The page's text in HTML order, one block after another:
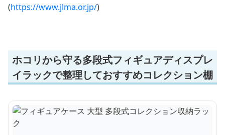
(https://www.jlma.or.jp/)
ホコリから守る多段式フィギュアディスプレ
イラックで整理しておすすめコレクション棚